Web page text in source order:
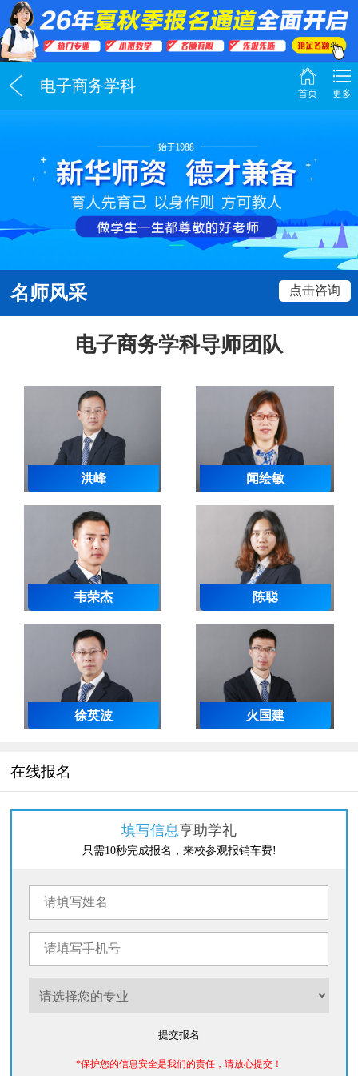
电子商务学科 首页 更多
名师风采 点击咨询
电子商务学科导师团队
洪峰 闻绘敏
韦荣杰 陈聪
徐英波 火国建
在线报名
填写信息享助学礼
只需10秒完成报名，来校参观报销车费!
提交报名
*保护您的信息安全是我们的责任，请放心提交！